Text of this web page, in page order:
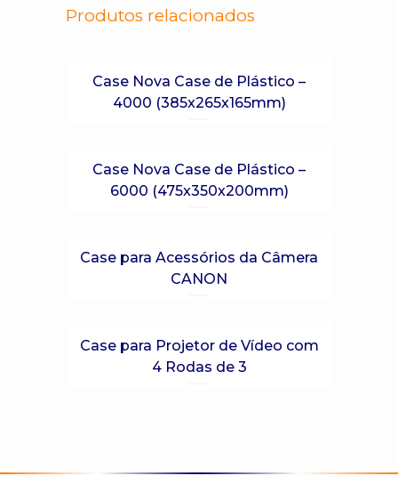
Produtos relacionados
Case Nova Case de Plástico –
4000 (385x265x165mm)
Case Nova Case de Plástico –
6000 (475x350x200mm)
Case para Acessórios da Câmera
CANON
Case para Projetor de Vídeo com
4 Rodas de 3